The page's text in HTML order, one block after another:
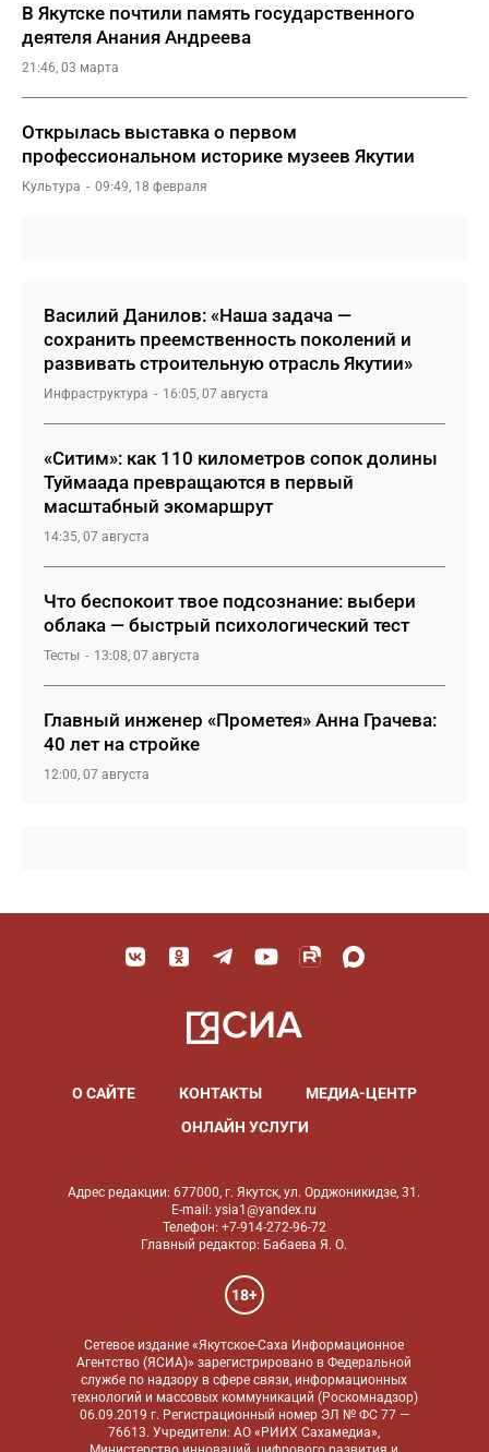
В Якутске почтили память государственного
деятеля Анания Андреева
21:46, 03 марта
Открылась выставка о первом
профессиональном историке музеев Якутии
Культура 09:49, 18 февраля
Василий Данилов: «Наша задача —
сохранить преемственность поколений и
развивать строительную отрасль Якутии»
Инфраструктура 16:05, 07 августа
«Ситим»: как 110 километров сопок долины
Туймаада превращаются в первый
масштабный экомаршрут
14:35, 07 августа
Что беспокоит твое подсознание: выбери
облака — быстрый психологический тест
Тесты 13:08, 07 августа
Главный инженер «Прометея» Анна Грачева:
40 лет на стройке
12:00, 07 августа
О САЙТЕ КОНТАКТЫ
МЕДИА-ЦЕНТР
ОНЛАЙН УСЛУГИ
Адрес редакции: 677000, г. Якутск, ул. Орджоникидзе, 31.
E-mail: ysia1@yandex.ru
Телефон: +7-914-272-96-72
Главный редактор: Бабаева Я. О.
18+
Сетевое издание «Якутское-Саха Информационное
Агентство (ЯСИА)» зарегистрировано в Федеральной
службе по надзору в сфере связи, информационных
технологий и массовых коммуникаций (Роскомнадзор)
06.09.2019 г. Регистрационный номер ЭЛ № ФС 77 —
76613. Учредители: АО «РИИХ Сахамедиа»,